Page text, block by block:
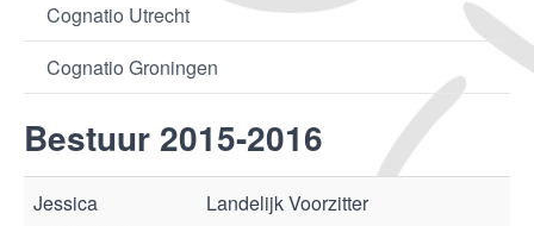
Cognatio Utrecht
Cognatio Groningen
Bestuur 2015-2016
Jessica
Landelijk Voorzitter